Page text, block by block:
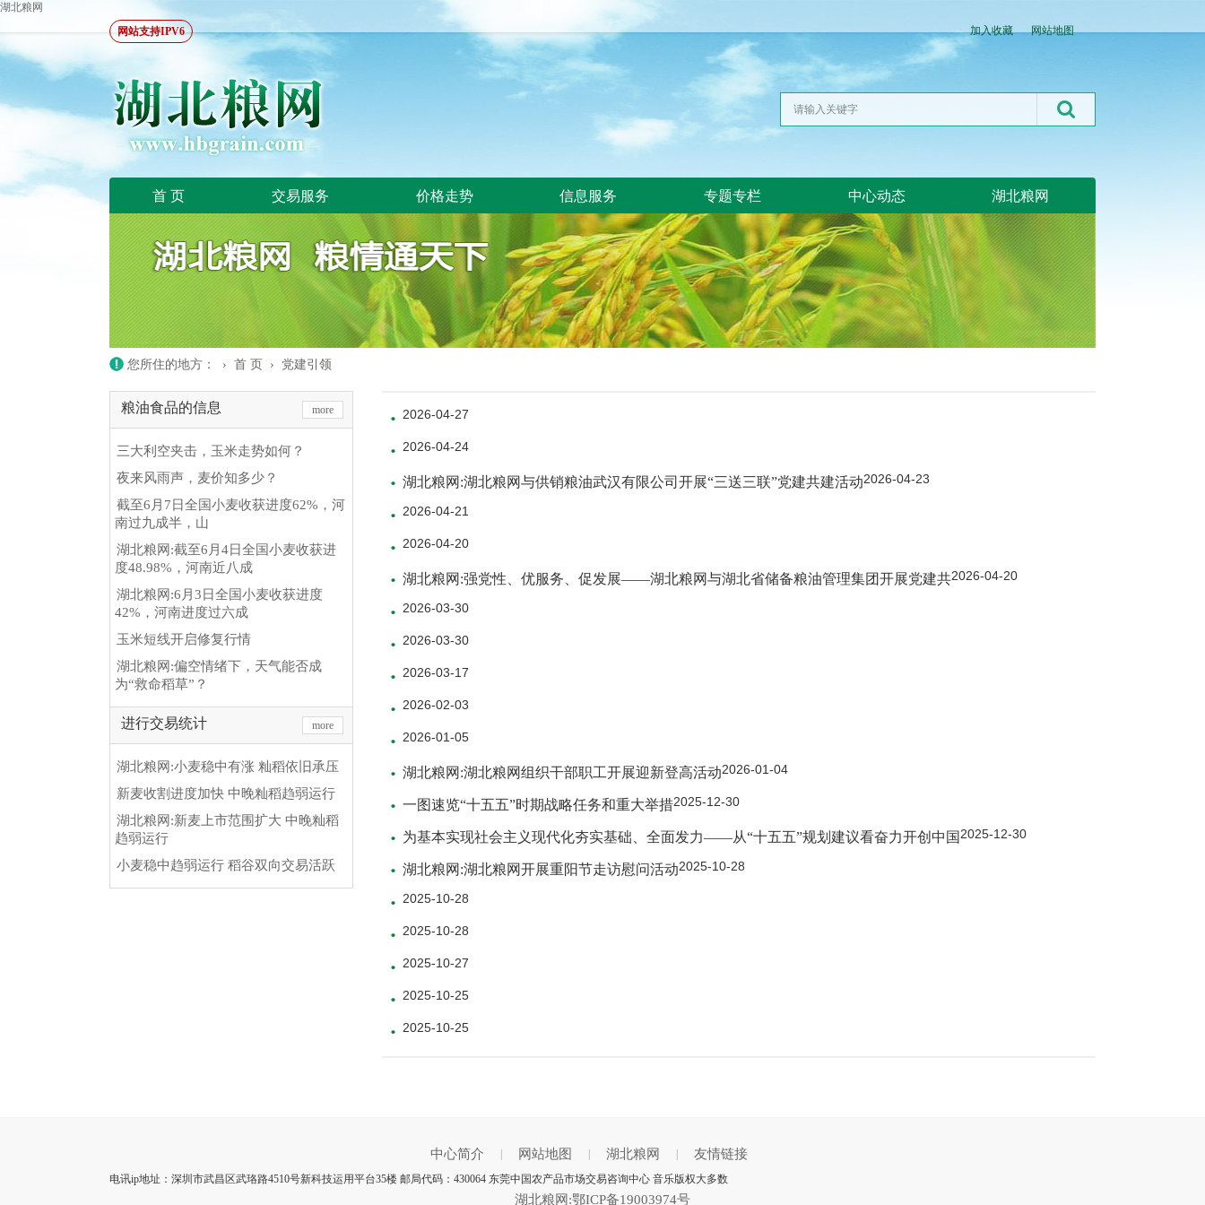
湖北粮网
网站支持IPV6
加入收藏 网站地图
首 页 交易服务 价格走势 信息服务 专题专栏 中心动态 湖北粮网
您所住的地方： › 首 页 › 党建引领
粮油食品的信息 more
三大利空夹击，玉米走势如何？
夜来风雨声，麦价知多少？
截至6月7日全国小麦收获进度62%，河
南过九成半，山
湖北粮网:截至6月4日全国小麦收获进
度48.98%，河南近八成
湖北粮网:6月3日全国小麦收获进度
42%，河南进度过六成
玉米短线开启修复行情
湖北粮网:偏空情绪下，天气能否成
为“救命稻草”？
进行交易统计 more
湖北粮网:小麦稳中有涨 籼稻依旧承压
新麦收割进度加快 中晚籼稻趋弱运行
湖北粮网:新麦上市范围扩大 中晚籼稻
趋弱运行
小麦稳中趋弱运行 稻谷双向交易活跃
2026-04-27
2026-04-24
湖北粮网:湖北粮网与供销粮油武汉有限公司开展“三送三联”党建共建活动2026-04-23
2026-04-21
2026-04-20
湖北粮网:强党性、优服务、促发展——湖北粮网与湖北省储备粮油管理集团开展党建共2026-04-20
2026-03-30
2026-03-30
2026-03-17
2026-02-03
2026-01-05
湖北粮网:湖北粮网组织干部职工开展迎新登高活动2026-01-04
一图速览“十五五”时期战略任务和重大举措2025-12-30
为基本实现社会主义现代化夯实基础、全面发力——从“十五五”规划建议看奋力开创中国 2025-12-30
湖北粮网:湖北粮网开展重阳节走访慰问活动2025-10-28
2025-10-28
2025-10-28
2025-10-27
2025-10-25
2025-10-25
中心简介 网站地图 湖北粮网 友情链接
电讯ip地址：深圳市武昌区武珞路4510号新科技运用平台35楼 邮局代码：430064 东莞中国农产品市场交易咨询中心 音乐版权大多数
湖北粮网:鄂ICP备19003974号